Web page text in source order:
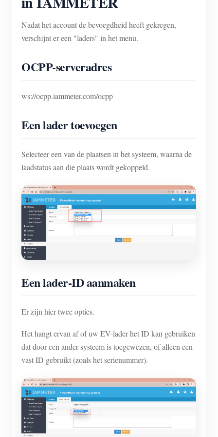
Nadat het account de bevoegdheid heeft gekregen,
verschijnt er een "laders" in het menu.
OCPP-serveradres
ws://ocpp.iammeter.com/ocpp
Een lader toevoegen
Selecteer een van de plaatsen in het systeem, waarna de
laadstatus aan die plaats wordt gekoppeld.
Een lader-ID aanmaken
Er zijn hier twee opties.
Het hangt ervan af of uw EV-lader het ID kan gebruiken
dat door een ander systeem is toegewezen, of alleen een
vast ID gebruikt (zoals het serienummer).